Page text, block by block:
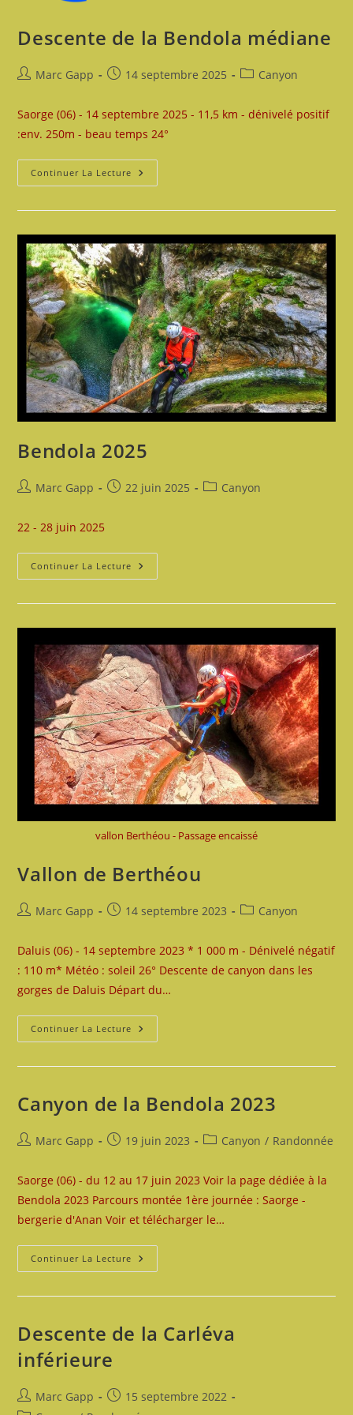
Descente de la Bendola médiane
Auteur/autrice
la
publication :
Marc Gapp
Publication
14 septembre 2025
PostCanyon
Saorge (06) - 14 septembre 2025 - 11,5 km - dénivelé positif
:env. 250m - beau temps 24°
Continuer La Lecture Descente
De
Bendola 2025
Auteur/autrice
publication :
Marc Gapp
Publication
22 juin 2025
PostCanyon
22 - 28 juin 2025
Continuer La Lecture Bendola
2025
vallon Berthéou - Passage encaissé
Vallon de Berthéou
Auteur/autrice
la
publication :
Marc Gapp
Publication
14 septembre 2023
PostCanyon
Daluis (06) - 14 septembre 2023 * 1 000 m - Dénivelé négatif
: 110 m* Météo : soleil 26° Descente de canyon dans les
gorges de Daluis Départ du…
Continuer La Lecture Vallon
De
Canyon de la Bendola 2023
Auteur/autrice
la
publication :
Marc Gapp
Publication
19 juin 2023
PostCanyon / Randonnée
Saorge (06) - du 12 au 17 juin 2023 Voir la page dédiée à la
Bendola 2023 Parcours montée 1ère journée : Saorge -
bergerie d'Anan Voir et télécharger le…
Continuer La Lecture Canyon
De
Descente de la Carléva
inférieure
Auteur/autrice
Marc Gapp
Publication
15 septembre 2022